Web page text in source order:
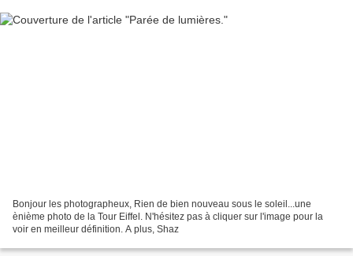
Bonjour les photographeux, Rien de bien nouveau sous le soleil...une
ènième photo de la Tour Eiffel. N'hésitez pas à cliquer sur l'image pour la
voir en meilleur définition. A plus, Shaz